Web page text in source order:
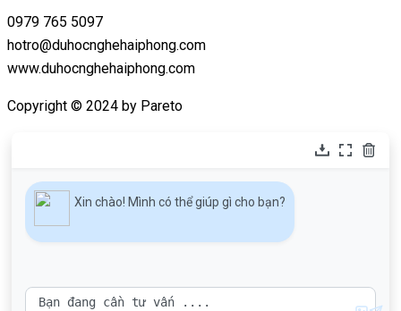
0979 765 5097
hotro@duhocnghehaiphong.com
www.duhocnghehaiphong.com
Copyright © 2024 by Pareto
Xin chào! Mình có thể giúp gì cho bạn?